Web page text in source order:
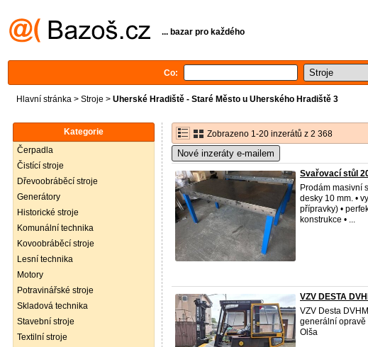
... bazar pro každého
Co:
Hlavní stránka > Stroje > Uherské Hradiště - Staré Město u Uherského Hradiště 3
Kategorie
Čerpadla
Čistící stroje
Dřevoobráběcí stroje
Generátory
Historické stroje
Komunální technika
Kovoobráběcí stroje
Lesní technika
Motory
Potravinářské stroje
Skladová technika
Stavební stroje
Textilní stroje
Zobrazeno 1-20 inzerátů z 2 368
Nové inzeráty e-mailem
Svařovací stůl
Prodám masivní
desky 10 mm. •
přípravky) •
konstrukce • ...
VZV DESTA
VZV Desta
generální opravě
Olša